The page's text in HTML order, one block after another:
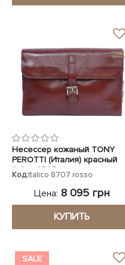
Несессер кожаный TONY
PEROTTI (Италия) красный
Italico 8707 rosso
Код:Italico 8707 rosso
Цена: 8 095 грн
КУПИТЬ
SALE